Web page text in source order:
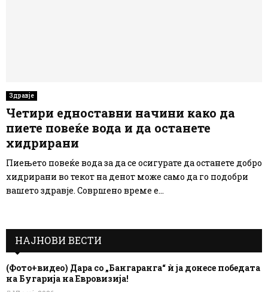
Здравје
Четири едноставни начини како да
пиете повеќе вода и да останете
хидрирани
Пиењето повеќе вода за да се осигурате да останете добро
хидрирани во текот на денот може само да го подобри
вашето здравје. Совршено време е...
НАЈНОВИ ВЕСТИ
(Фото+видео) Дара со „Бангаранга“ ѝ ја донесе победата
на Бугарија на Евровизија!